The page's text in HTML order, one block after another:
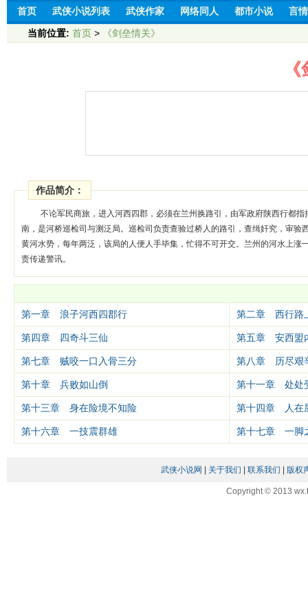
首页 武侠小说列表 武侠作家 网络同人 都市小说 言
当前位置: 首页 > 《剑垒情关》
作品简介：
不论军民商旅，进入河西四郡，必须在兰州换路引，由军政府陕西行都
南，是河桥巡检司与测泛局。巡检司负责查验过桥人的路引，查缉奸究，审
黄河水势，每年两泛，该局的人便人手毕集，忙得不可开交。兰州的河水上
责传递警讯。
第一章 浪子河西四郡行 第二章 西行路
第四章 四奇斗三仙 第五章 安西盟
第七章 贼咬一口入骨三分 第八章 历尽艰
第十章 兵败如山倒 第十一章 处处
第十三章 身在险境不知险 第十四章 人在
第十六章 一技震群雄 第十七章 一脚
武侠小说网 关于我们 联系我们 版权
Copyright © 2013